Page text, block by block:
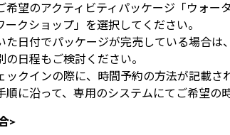
希望のアクティビティパッケージ「ウォー
ークショップ」を選択してください。
た日付でパッケージが完売している場合は
の日程もご検討ください。
ックインの際に、時間予約の方法が記載さ
順に沿って、専用のシステムにてご希望の
>